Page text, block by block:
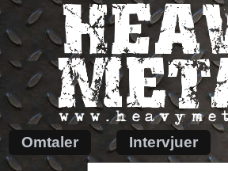
Omtaler Intervjuer